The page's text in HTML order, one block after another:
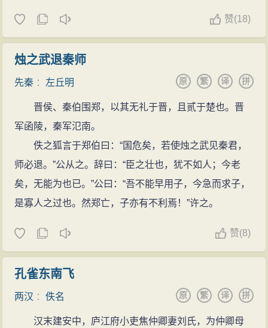
赞(18)
烛之武退秦师
先秦 ： 左丘明 拼
译
繁
原
晋侯、秦伯围郑，以其无礼于晋，且贰于楚也。晋
军函陵，秦军氾南。
佚之狐言于郑伯曰：“国危矣，若使烛之武见秦君，
师必退。”公从之。辞曰：“臣之壮也，犹不如人；今老
矣，无能为也已。”公曰：“吾不能早用子，今急而求子，
是寡人之过也。然郑亡，子亦有不利焉！”许之。
赞(8)
孔雀东南飞
两汉 ：佚名 拼
译
繁
原
汉末建安中，庐江府小吏焦仲卿妻刘氏，为仲卿母